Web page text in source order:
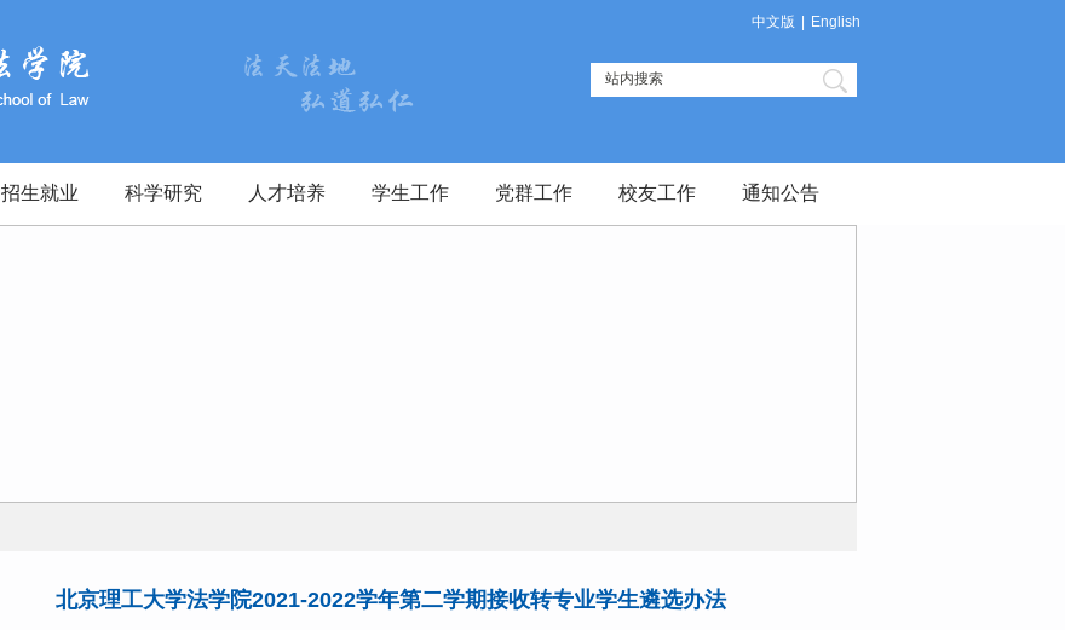
中文版 English
招生就业 科学研究 人才培养 学生工作 党群工作 校友工作 通知公告
北京理工大学法学院2021-2022学年第二学期接收转专业学生遴选办法